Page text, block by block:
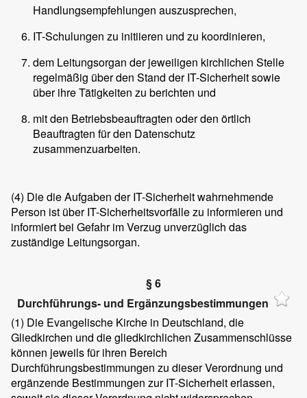
Handlungsempfehlungen auszusprechen,
IT-Schulungen zu initiieren und zu koordinieren,
dem Leitungsorgan der jeweiligen kirchlichen Stelle
regelmäßig über den Stand der IT-Sicherheit sowie
über ihre Tätigkeiten zu berichten und
mit den Betriebsbeauftragten oder den örtlich
Beauftragten für den Datenschutz
zusammenzuarbeiten.
(4) Die die Aufgaben der IT-Sicherheit wahrnehmende
Person ist über IT-Sicherheitsvorfälle zu informieren und
informiert bei Gefahr im Verzug unverzüglich das
zuständige Leitungsorgan.
§ 6
Durchführungs- und Ergänzungsbestimmungen
(1) Die Evangelische Kirche in Deutschland, die
Gliedkirchen und die gliedkirchlichen Zusammenschlüsse
können jeweils für ihren Bereich
Durchführungsbestimmungen zu dieser Verordnung und
ergänzende Bestimmungen zur IT-Sicherheit erlassen,